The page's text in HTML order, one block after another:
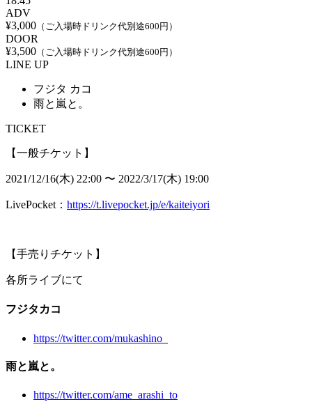
ADV
¥3,000 （ご入場時ドリンク代別途600円）
DOOR
¥3,500 （ご入場時ドリンク代別途600円）
LINE UP
フジタ カコ
雨と嵐と。
TICKET
【一般チケット】
2021/12/16(木) 22:00 〜 2022/3/17(木) 19:00
LivePocket： https://t.livepocket.jp/e/kaiteiyori
【手売りチケット】
各所ライブにて
フジタカコ
https://twitter.com/mukashino_
雨と嵐と。
https://twitter.com/ame_arashi_to